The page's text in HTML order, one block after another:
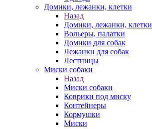
Домики, лежанки, клетки
Назад
Домики, лежанки, клетки
Вольеры, палатки
Домики для собак
Лежанки для собак
Лестницы
Миски собаки
Назад
Миски собаки
Коврики под миску
Контейнеры
Кормушки
Миски